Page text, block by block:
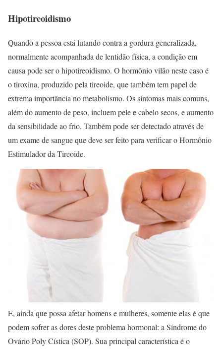
Hipotireoidismo
Quando a pessoa está lutando contra a gordura generalizada,
normalmente acompanhada de lentidão física, a condição em
causa pode ser o hipotireoidismo. O hormônio vilão neste caso é
o tiroxina, produzido pela tireoide, que também tem papel de
extrema importância no metabolismo. Os sintomas mais comuns,
além do aumento de peso, incluem pele e cabelo secos, e aumento
da sensibilidade ao frio. Também pode ser detectado através de
um exame de sangue que deve ser feito para verificar o Hormônio
Estimulador da Tireoide.
E, ainda que possa afetar homens e mulheres, somente elas é que
podem sofrer as dores deste problema hormonal: a Síndrome do
Ovário Poly Cística (SOP). Sua principal característica é o